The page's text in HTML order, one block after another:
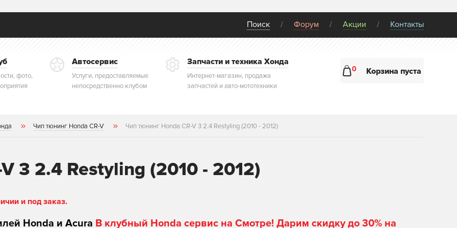
Поиск Форум Акции Контакты
фото,
Автосервис
Услуги, предоставляемые
непосредственно клубом
Запчасти и техника Хонда
Интернет-магазин, продажа
запчастей и авто-мототехники
0 Корзина пуста
Чип тюнинг Honda CR-V Чип тюнинг Honda CR-V 3 2.4 Restyling (2010 - 2012)
3 2.4 Restyling (2010 - 2012)
и под заказ.
Honda и Acura В клубный Honda сервис на Смотре! Дарим скидку до 30% на